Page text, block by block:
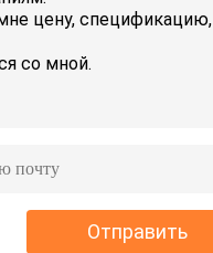
Отправить
каждой типовой
немножко другой
материальный цвет, то
к вам с
стороной.